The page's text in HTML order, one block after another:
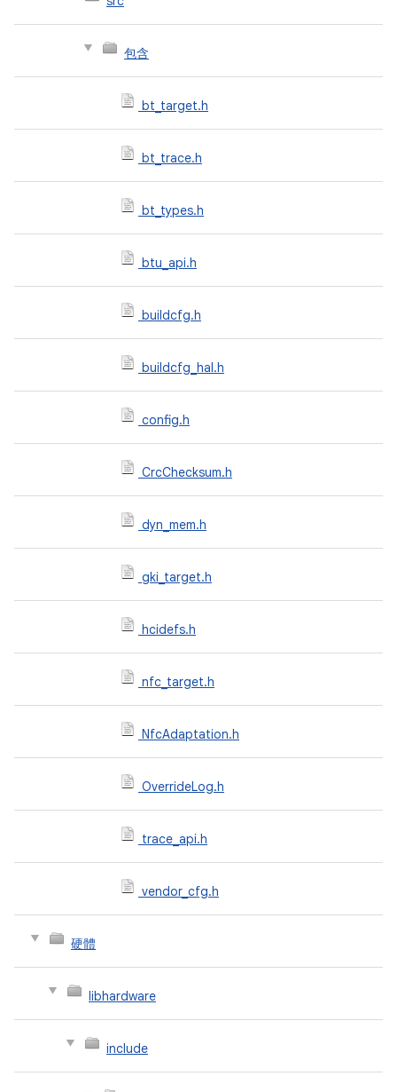
包含
bt_target.h
bt_trace.h
bt_types.h
btu_api.h
buildcfg.h
buildcfg_hal.h
config.h
CrcChecksum.h
dyn_mem.h
gki_target.h
hcidefs.h
nfc_target.h
NfcAdaptation.h
OverrideLog.h
trace_api.h
vendor_cfg.h
硬體
libhardware
include